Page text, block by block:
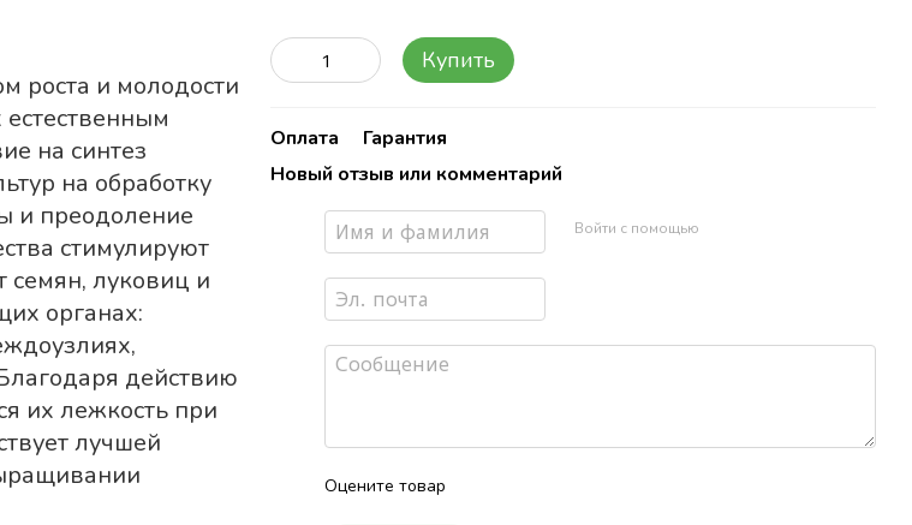
роста и молодости
естественным
на синтез
на обработку
и преодоление
стимулируют
семян, луковиц и
органах:
действию
их лежкость при
лучшей
Купить
Оплата
Гарантия
Новый отзыв или комментарий
Войти с помощью
Оцените товар